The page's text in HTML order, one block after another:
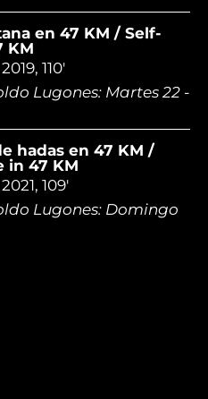
en 47 KM / Self-
KM
110'
Lugones: Martes 22 -
hadas en 47 KM /
in 47 KM
109'
Lugones: Domingo